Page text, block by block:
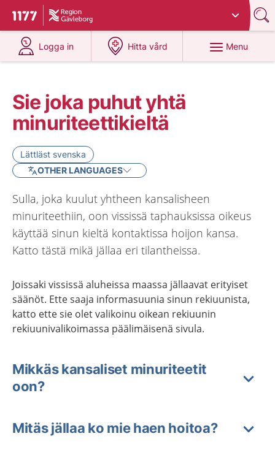
To start page for 1177
Du har valt region
Logga in
at 1177.se
Hitta vård
at 1177.se
Menu
Sie joka puhut yhtä
minuriteettikieltä
Lättläst svenska
OTHER LANGUAGES
Sulla, joka kuulut yhtheen kansalisheen
minuriteethiin, oon vississä taphauksissa oikeus
käyttää sinun kieltä kontaktissa hoijon kansa.
Katto tästä mikä jällaa eri tilantheissa.
Joissaki vississä aluheissa maassa jällaavat erityiset
säänöt. Ette saaja informasuunia sinun rekiuunista,
katto ette sie olet valikoinu oikean rekiuunin
rekiuunivalikoimassa päälimäisenä sivula.
Mikkäs kansaliset minuriteetit
oon?
Mitäs jällaa ko mie haen hoitoa?